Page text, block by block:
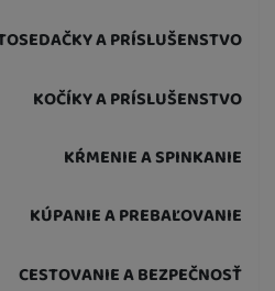
A PRÍSLUŠENSTVO
KOČÍKY A PRÍSLUŠENSTVO
KŔMENIE A SPINKANIE
KÚPANIE A PREBAĽOVANIE
CESTOVANIE A BEZPEČNOSŤ